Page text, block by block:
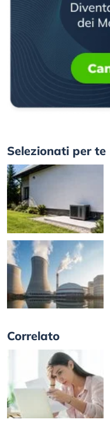
Selezionati per te
Correlato